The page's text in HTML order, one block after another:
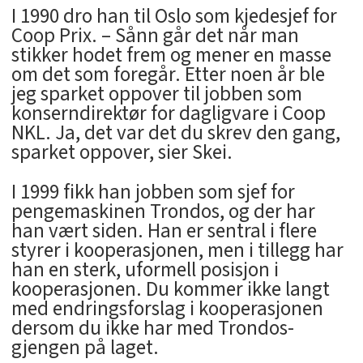
I 1990 dro han til Oslo som kjedesjef for
Coop Prix. – Sånn går det når man
stikker hodet frem og mener en masse
om det som foregår. Etter noen år ble
jeg sparket oppover til jobben som
konserndirektør for dagligvare i Coop
NKL. Ja, det var det du skrev den gang,
sparket oppover, sier Skei.
I 1999 fikk han jobben som sjef for
pengemaskinen Trondos, og der har
han vært siden. Han er sentral i flere
styrer i kooperasjonen, men i tillegg har
han en sterk, uformell posisjon i
kooperasjonen. Du kommer ikke langt
med endringsforslag i kooperasjonen
dersom du ikke har med Trondos-
gjengen på laget.